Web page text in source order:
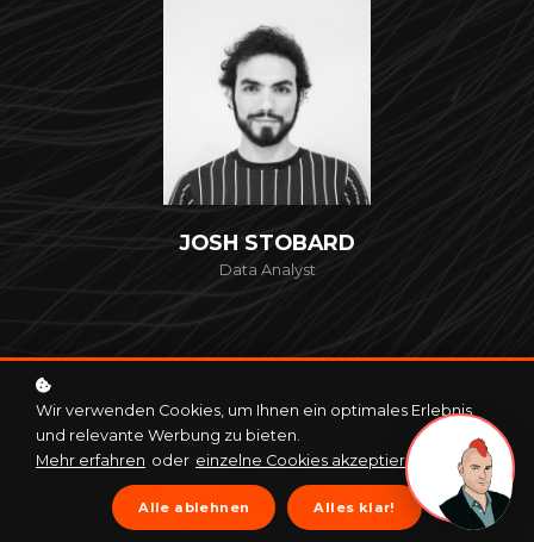
JOSH STOBARD
Data Analyst
Wir verwenden Cookies, um Ihnen ein optimales Erlebnis
und relevante Werbung zu bieten.
Mehr erfahren oder einzelne Cookies akzeptieren
Alle ablehnen Alles klar!